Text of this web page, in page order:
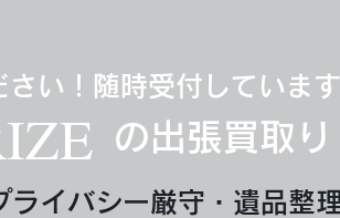
さい！随時受付しています
の出張買取り
ライバシー厳守・遺品整